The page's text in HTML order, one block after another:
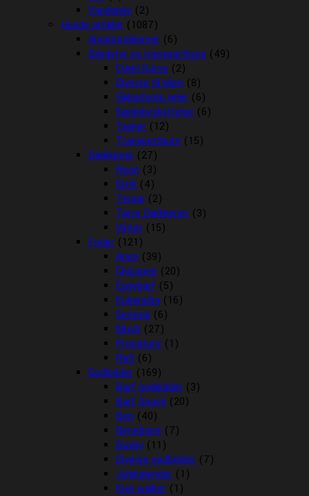
Vandpleje (2)
Hunde artikler (1087)
Angstproblemer (6)
Biludstyr og transportbure (49)
Cykel Kurve (2)
Diverse til bilen (8)
Sikkerheds seler (6)
Sædebeskyttelse (6)
Tasker (12)
Transportbure (15)
Dækkener (27)
Regn (3)
Strik (4)
Terapi (2)
Tørre Dækkener (3)
Vinter (15)
Foder (121)
Arion (39)
Chicopee (20)
Easybarf (5)
Eukanuba (16)
Genesis (6)
Mush (27)
Pronature (1)
Rafi (6)
Godbidder (169)
Barf godbidder (3)
Barf Snack (20)
Ben (40)
Benebone (7)
Boxby (11)
Diverse godbidder (7)
Julekalender (1)
Kiwi walker (1)